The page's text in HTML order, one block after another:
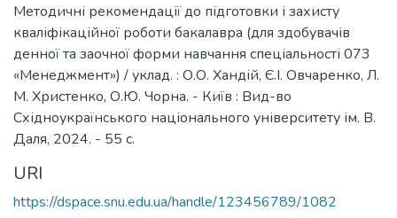
Методичні рекомендації до підготовки і захисту
кваліфікаційної роботи бакалавра (для здобувачів
денної та заочної форми навчання спеціальності 073
«Менеджмент») / уклад. : О.О. Хандій, Є.І. Овчаренко, Л.
М. Христенко, О.Ю. Чорна. - Київ : Вид-во
Східноукраїнського національного університету ім. В.
Даля, 2024. - 55 с.
URI
https://dspace.snu.edu.ua/handle/123456789/1082